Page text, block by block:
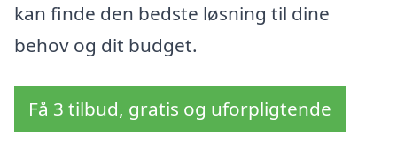
kan finde den bedste løsning til dine
behov og dit budget.
Få 3 tilbud, gratis og uforpligtende